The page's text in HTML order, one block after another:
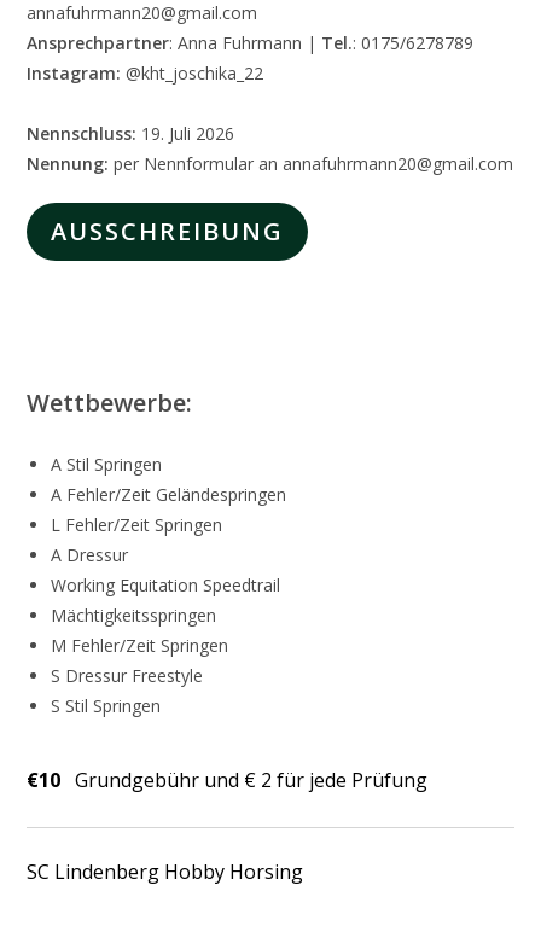
annafuhrmann20@gmail.com
Ansprechpartner: Anna Fuhrmann | Tel.: 0175/6278789
Instagram: @kht_joschika_22
Nennschluss: 19. Juli 2026
Nennung: per Nennformular an annafuhrmann20@gmail.com
AUSSCHREIBUNG
Wettbewerbe:
A Stil Springen
A Fehler/Zeit Geländespringen
L Fehler/Zeit Springen
A Dressur
Working Equitation Speedtrail
Mächtigkeitsspringen
M Fehler/Zeit Springen
S Dressur Freestyle
S Stil Springen
€10 Grundgebühr und € 2 für jede Prüfung
SC Lindenberg Hobby Horsing